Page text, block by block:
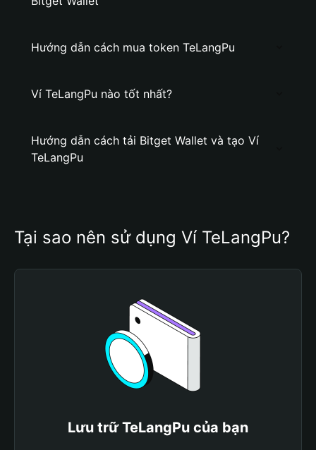
Hướng dẫn cách mua token TeLangPu
Ví TeLangPu nào tốt nhất?
Hướng dẫn cách tải Bitget Wallet và tạo Ví
TeLangPu
Tại sao nên sử dụng Ví TeLangPu?
Lưu trữ TeLangPu của bạn